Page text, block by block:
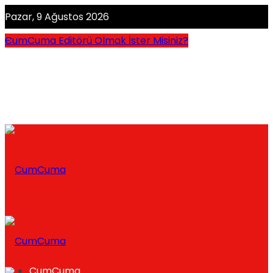
Pazar, 9 Ağustos 2026
CumCuma Editörü Olmak İster Misiniz?